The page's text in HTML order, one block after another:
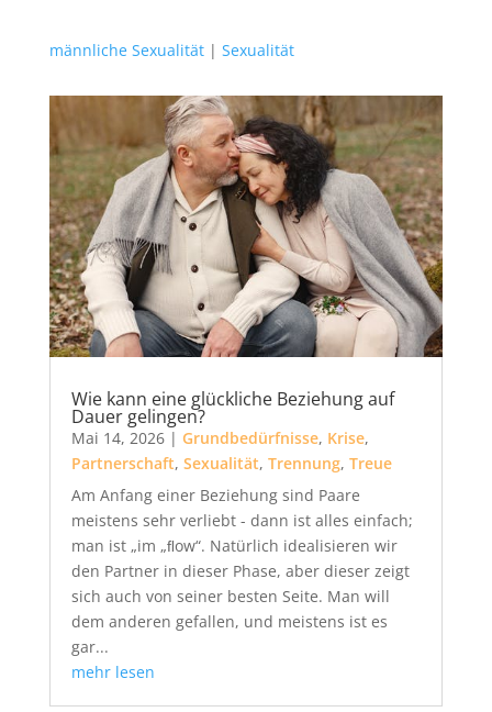
männliche Sexualität| Sexualität
Wie kann eine glückliche Beziehung auf
Dauer gelingen?
Mai 14, 2026| Grundbedürfnisse, Krise,
Partnerschaft, Sexualität, Trennung, Treue
Am Anfang einer Beziehung sind Paare
meistens sehr verliebt - dann ist alles einfach;
man ist „im „ﬂow“. Natürlich idealisieren wir
den Partner in dieser Phase, aber dieser zeigt
sich auch von seiner besten Seite. Man will
dem anderen gefallen, und meistens ist es
gar...
mehr lesen